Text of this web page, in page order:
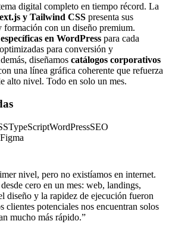
digital completo en tiempo récord. La
y Tailwind CSS presenta sus
formación con un diseño premium.
en WordPress para cada
para conversión y
diseñamos catálogos corporativos
una línea gráfica coherente que refuerza
alto nivel. Todo en solo un mes.
TypeScriptWordPressSEO
Figma
nivel, pero no existíamos en internet.
cero en un mes: web, landings,
diseño y la rapidez de ejecución fueron
clientes potenciales nos encuentran solos
mucho más rápido.”